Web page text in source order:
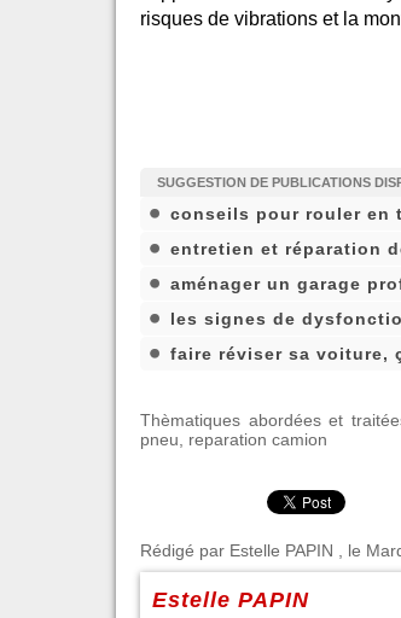
risques de vibrations et la
SUGGESTION DE PUBLICATIONS
conseils pour rouler en
entretien et réparation
aménager un garage
les signes de
faire réviser sa voiture,
Thèmatiques abordées et
pneu
reparation camion
Rédigé par Estelle PAPIN , le
Estelle PAPIN